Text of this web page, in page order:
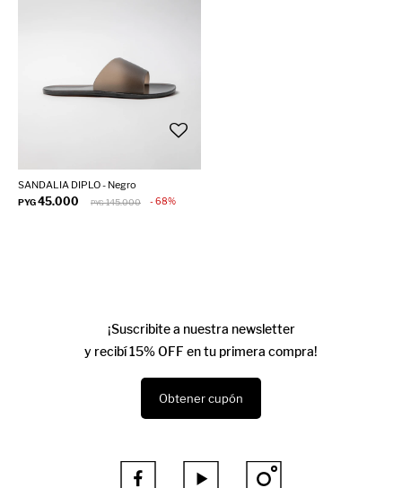
SANDALIA DIPLO - Negro
PYG45.000 PYG 145.000 68
¡Suscribite a nuestra newsletter
y recibí 15% OFF en tu primera compra!
Obtener cupón
  